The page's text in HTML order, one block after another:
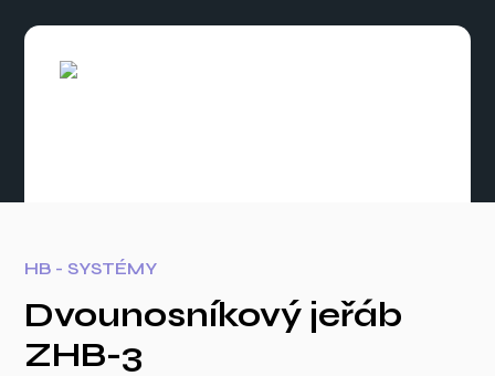
HB - SYSTÉMY
Dvounosníkový jeřáb
ZHB-3